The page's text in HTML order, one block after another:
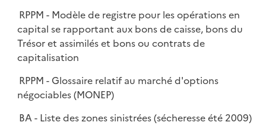
RPPM - Modèle de registre pour les opérations en
capital se rapportant aux bons de caisse, bons du
Trésor et assimilés et bons ou contrats de
capitalisation
RPPM - Glossaire relatif au marché d'options
négociables (MONEP)
BA - Liste des zones sinistrées (sécheresse été 2009)